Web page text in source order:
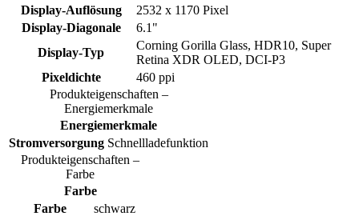
Display-Auflösung
2532 x 1170 Pixel
Display-Diagonale
6.1"
Display-Typ
Corning Gorilla Glass, HDR10, Super
Retina XDR OLED, DCI-P3
Pixeldichte
460 ppi
Produkteigenschaften –
Energiemerkmale
Energiemerkmale
Stromversorgung Schnellladefunktion
Produkteigenschaften –
Farbe
Farbe
Farbe
schwarz